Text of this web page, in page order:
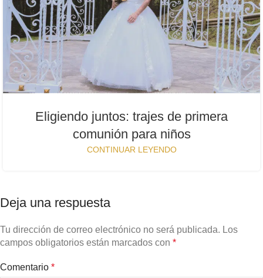
Eligiendo juntos: trajes de primera
comunión para niños
CONTINUAR LEYENDO
Deja una respuesta
Tu dirección de correo electrónico no será publicada. Los
campos obligatorios están marcados con *
Comentario *